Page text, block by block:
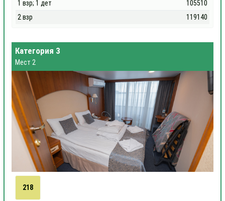
1 взр; 1 дет
105510
2 взр
119140
Категория 3
Мест 2
218